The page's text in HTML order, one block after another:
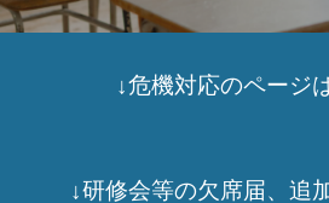
↓危機対応のページ
↓研修会等の欠席届、追